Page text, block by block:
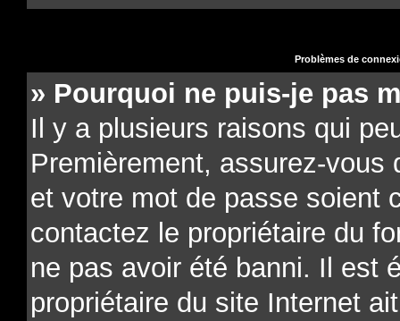
Problèmes de
» Pourquoi ne puis-je pas
Il y a plusieurs raisons qui
Premièrement, assurez-vous
et votre mot de passe soient
contactez le propriétaire du
ne pas avoir été banni. Il est
propriétaire du site Internet